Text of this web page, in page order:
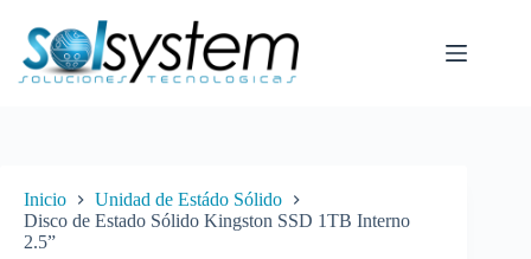
contenido
Inicio
Unidad de Estádo Sólido
Disco de Estado Sólido Kingston SSD 1TB Interno
2.5”